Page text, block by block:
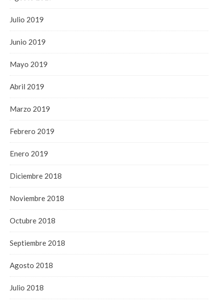
Julio 2019
Junio 2019
Mayo 2019
Abril 2019
Marzo 2019
Febrero 2019
Enero 2019
Diciembre 2018
Noviembre 2018
Octubre 2018
Septiembre 2018
Agosto 2018
Julio 2018